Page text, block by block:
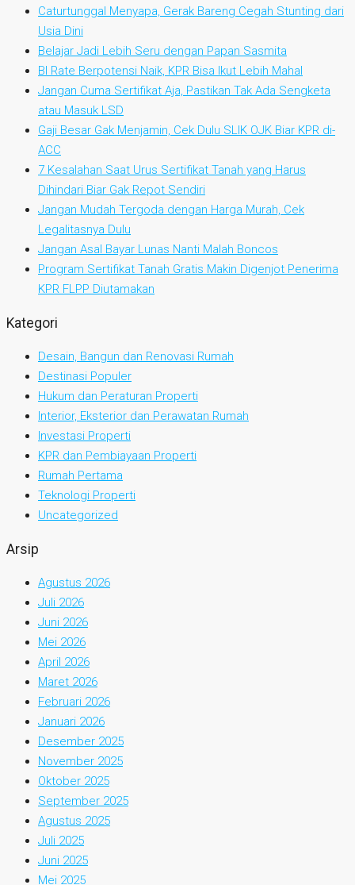
Caturtunggal Menyapa, Gerak Bareng Cegah Stunting dari
Usia Dini
Belajar Jadi Lebih Seru dengan Papan Sasmita
BI Rate Berpotensi Naik, KPR Bisa Ikut Lebih Mahal
Jangan Cuma Sertifikat Aja, Pastikan Tak Ada Sengketa
atau Masuk LSD
Gaji Besar Gak Menjamin, Cek Dulu SLIK OJK Biar KPR di-
ACC
7 Kesalahan Saat Urus Sertifikat Tanah yang Harus
Dihindari Biar Gak Repot Sendiri
Jangan Mudah Tergoda dengan Harga Murah, Cek
Legalitasnya Dulu
Jangan Asal Bayar Lunas Nanti Malah Boncos
Program Sertifikat Tanah Gratis Makin Digenjot Penerima
KPR FLPP Diutamakan
Kategori
Desain, Bangun dan Renovasi Rumah
Destinasi Populer
Hukum dan Peraturan Properti
Interior, Eksterior dan Perawatan Rumah
Investasi Properti
KPR dan Pembiayaan Properti
Rumah Pertama
Teknologi Properti
Uncategorized
Arsip
Agustus 2026
Juli 2026
Juni 2026
Mei 2026
April 2026
Maret 2026
Februari 2026
Januari 2026
Desember 2025
November 2025
Oktober 2025
September 2025
Agustus 2025
Juli 2025
Juni 2025
Mei 2025